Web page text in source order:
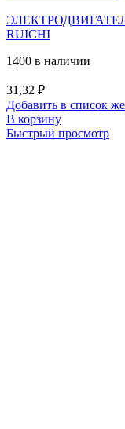
RUICHI
1400 в наличии
31,32 ₽
Добавить в список
В корзину
Быстрый просмотр